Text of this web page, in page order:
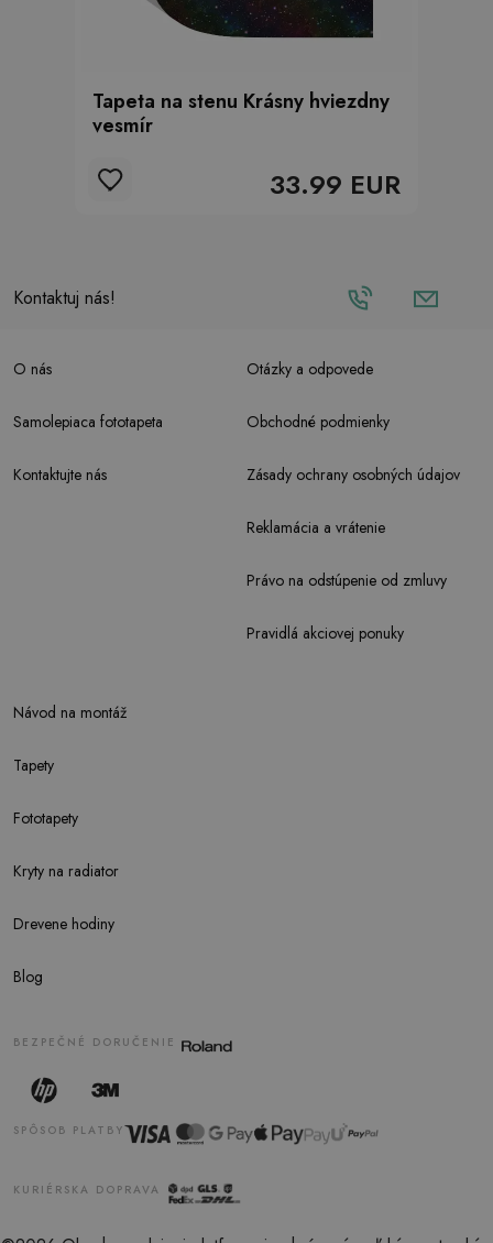
Tapeta na stenu Krásny hviezdny
vesmír
33.99 EUR
Kontaktuj nás!
O nás
Samolepiaca fototapeta
Kontaktujte nás
Návod na montáž
Tapety
Fototapety
Kryty na radiator
Drevene hodiny
Blog
Otázky a odpovede
Obchodné podmienky
Zásady ochrany osobných údajov
Reklamácia a vrátenie
Právo na odstúpenie od zmluvy
Pravidlá akciovej ponuky
BEZPEČNÉ DORUČENIE
KURIÉRSKA DOPRAVA
SPÔSOB PLATBY